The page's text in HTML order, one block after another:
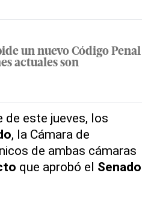
un nuevo Código Penal
actuales son
de este jueves, los
, la Cámara de
de ambas cámaras
que aprobó el Senado